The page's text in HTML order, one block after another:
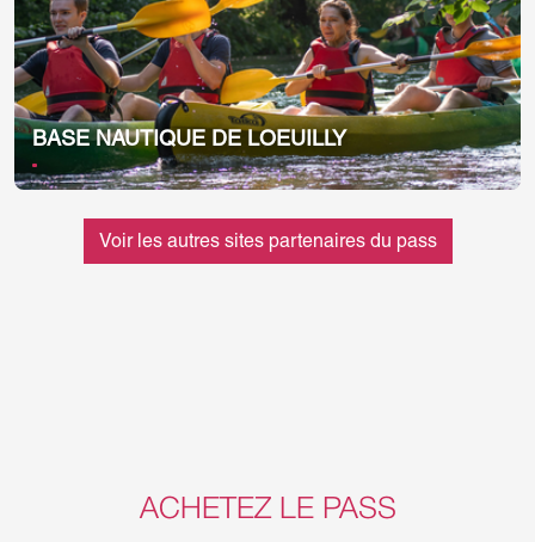
BASE NAUTIQUE DE LOEUILLY
Voir les autres sites partenaires du pass
ACHETEZ LE PASS